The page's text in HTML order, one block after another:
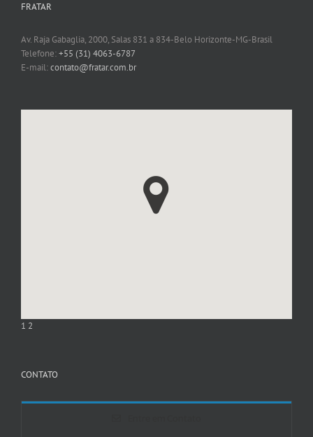
FRATAR
Av. Raja Gabaglia, 2000, Salas 831 a 834-Belo Horizonte-MG-Brasil
Telefone:+55 (31) 4063-6787
E-mail:contato@fratar.com.br
1 2
CONTATO